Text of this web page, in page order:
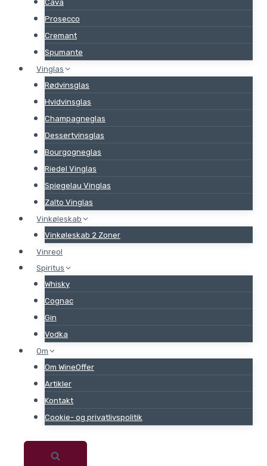
Cava
Prosecco
Cremant
Spumante
Vinglas
Rødvinsglas
Hvidvinsglas
Champagneglas
Dessertvinsglas
Bourgogneglas
Riedel Vinglas
Spiegelau Vinglas
Zalto Vinglas
Vinkøleskab
Vinkøleskab 2 Zoner
Vinreol
Spiritus
Whisky
Cognac
Gin
Vodka
Om
Om WineOffer
Artikler
Kontakt
Cookie- og privatlivspolitik